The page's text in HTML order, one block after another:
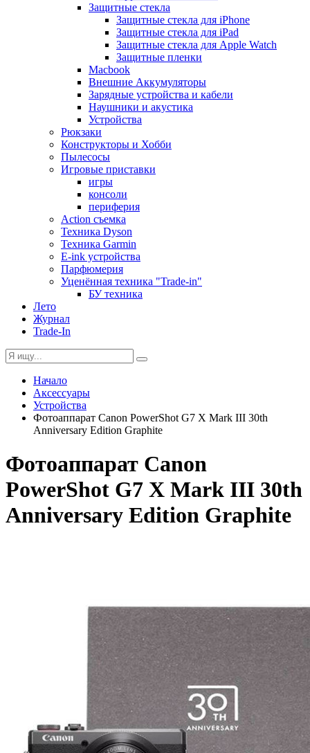
Защитные стекла
Защитные стекла для iPhone
Защитные стекла для iPad
Защитные стекла для Apple Watch
Защитные пленки
Macbook
Внешние Аккумуляторы
Зарядные устройства и кабели
Наушники и акустика
Устройства
Рюкзаки
Конструкторы и Хобби
Пылесосы
Игровые приставки
игры
консоли
периферия
Action съемка
Техника Dyson
Техника Garmin
E-ink устройства
Парфюмерия
Уценённая техника "Trade-in"
БУ техника
Лето
Журнал
Trade-In
Начало
Аксессуары
Устройства
Фотоаппарат Canon PowerShot G7 X Mark III 30th
Anniversary Edition Graphite
Фотоаппарат Canon
PowerShot G7 X Mark III 30th
Anniversary Edition Graphite